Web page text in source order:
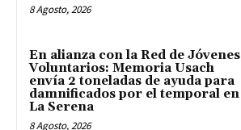
8 Agosto, 2026
En alianza con la Red de Jóvenes
Voluntarios: Memoria Usach
envía 2 toneladas de ayuda para
damnificados por el temporal en
La Serena
8 Agosto, 2026